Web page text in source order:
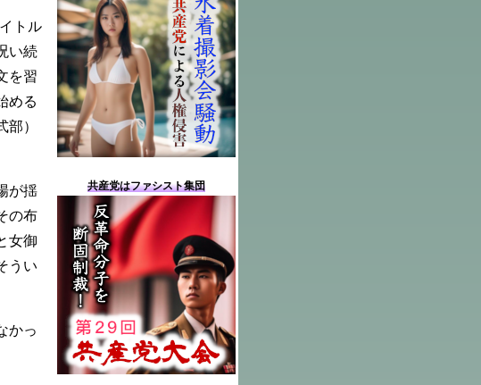
トル
い続
を習
める
）
が揺
の布
女御
うい
かっ
共産党はファシスト集団